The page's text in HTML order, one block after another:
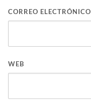
CORREO ELECTRÓNICO
WEB